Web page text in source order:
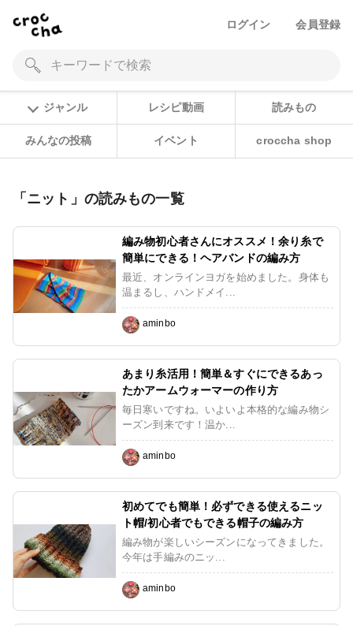
ログイン 会員登録
ジャンル レシピ動画 読みもの
みんなの投稿 イベント croccha shop
「ニット」の読みもの一覧
編み物初心者さんにオススメ！余り糸で
簡単にできる！ヘアバンドの編み方
最近、オンラインヨガを始めました。身体も
温まるし、ハンドメイ...
aminbo
あまり糸活用！簡単＆すぐにできるあっ
たかアームウォーマーの作り方
毎日寒いですね。いよいよ本格的な編み物シ
ーズン到来です！温か...
aminbo
初めてでも簡単！必ずできる使えるニッ
ト帽/初心者でもできる帽子の編み方
編み物が楽しいシーズンになってきました。
今年は手編みのニッ...
aminbo